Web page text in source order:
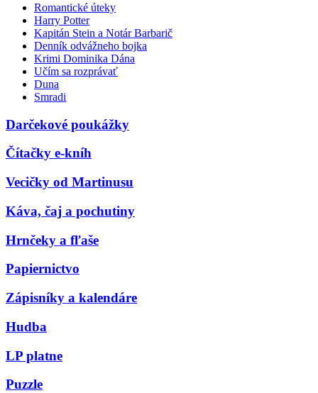
Romantické úteky
Harry Potter
Kapitán Stein a Notár Barbarič
Denník odvážneho bojka
Krimi Dominika Dána
Učím sa rozprávať
Duna
Smradi
Darčekové poukážky
Čítačky e-kníh
Vecičky od Martinusu
Káva, čaj a pochutiny
Hrnčeky a fľaše
Papiernictvo
Zápisníky a kalendáre
Hudba
LP platne
Puzzle